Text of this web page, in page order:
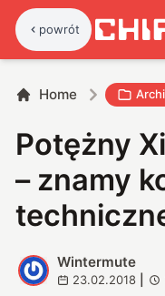
powrót
Home
Potężny
– znamy
W
Wintermute
23.02.2018